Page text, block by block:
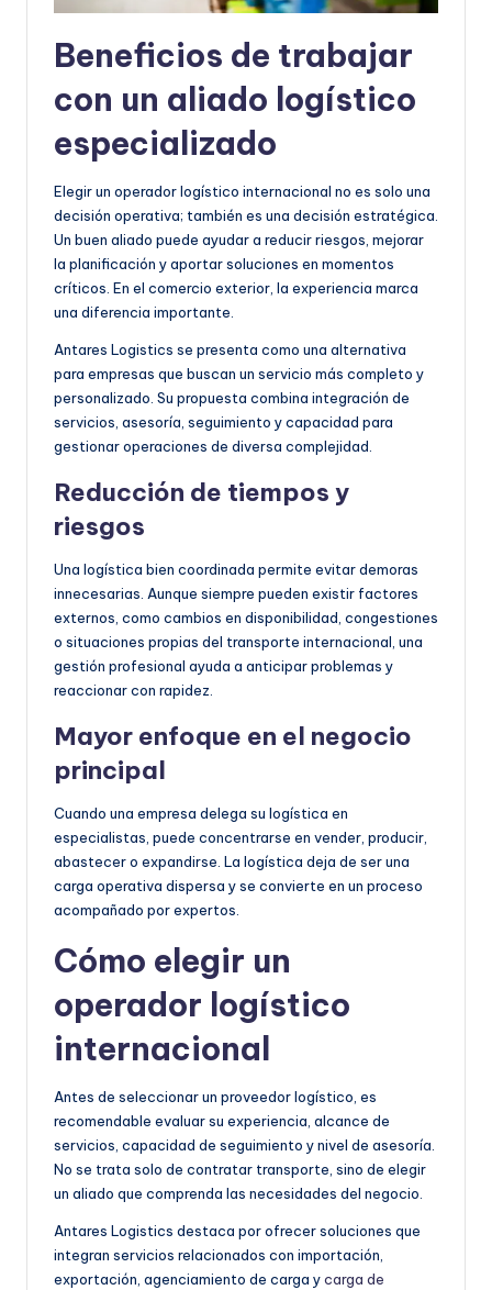
Beneficios de trabajar
con un aliado logístico
especializado
Elegir un operador logístico internacional no es solo una
decisión operativa; también es una decisión estratégica.
Un buen aliado puede ayudar a reducir riesgos, mejorar
la planificación y aportar soluciones en momentos
críticos. En el comercio exterior, la experiencia marca
una diferencia importante.
Antares Logistics se presenta como una alternativa
para empresas que buscan un servicio más completo y
personalizado. Su propuesta combina integración de
servicios, asesoría, seguimiento y capacidad para
gestionar operaciones de diversa complejidad.
Reducción de tiempos y
riesgos
Una logística bien coordinada permite evitar demoras
innecesarias. Aunque siempre pueden existir factores
externos, como cambios en disponibilidad, congestiones
o situaciones propias del transporte internacional, una
gestión profesional ayuda a anticipar problemas y
reaccionar con rapidez.
Mayor enfoque en el negocio
principal
Cuando una empresa delega su logística en
especialistas, puede concentrarse en vender, producir,
abastecer o expandirse. La logística deja de ser una
carga operativa dispersa y se convierte en un proceso
acompañado por expertos.
Cómo elegir un
operador logístico
internacional
Antes de seleccionar un proveedor logístico, es
recomendable evaluar su experiencia, alcance de
servicios, capacidad de seguimiento y nivel de asesoría.
No se trata solo de contratar transporte, sino de elegir
un aliado que comprenda las necesidades del negocio.
Antares Logistics destaca por ofrecer soluciones que
integran servicios relacionados con importación,
exportación, agenciamiento de carga ycarga de